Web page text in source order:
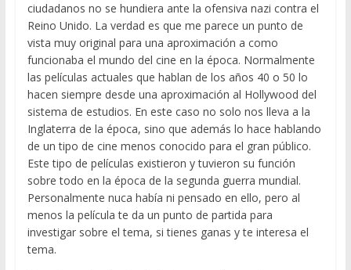
ciudadanos no se hundiera ante la ofensiva nazi contra el
Reino Unido. La verdad es que me parece un punto de
vista muy original para una aproximación a como
funcionaba el mundo del cine en la época. Normalmente
las películas actuales que hablan de los años 40 o 50 lo
hacen siempre desde una aproximación al Hollywood del
sistema de estudios. En este caso no solo nos lleva a la
Inglaterra de la época, sino que además lo hace hablando
de un tipo de cine menos conocido para el gran público.
Este tipo de películas existieron y tuvieron su función
sobre todo en la época de la segunda guerra mundial.
Personalmente nuca había ni pensado en ello, pero al
menos la película te da un punto de partida para
investigar sobre el tema, si tienes ganas y te interesa el
tema.